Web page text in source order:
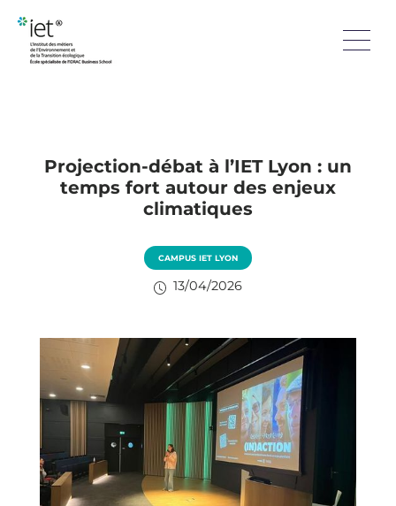
Projection-débat à l’IET Lyon : un
temps fort autour des enjeux
climatiques
CAMPUS IET LYON
13/04/2026